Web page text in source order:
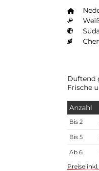
Duftend
Frische
Anzahl
Bis 2
Bis 5
Ab 6
Preise